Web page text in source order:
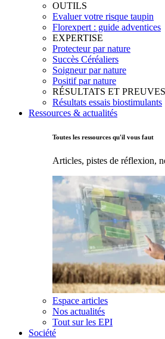
OUTILS
Evaluer votre risque taupin
Florexpert : guide adventices
EXPERTISE
Protecteur par nature
Succès Céréaliers
Soigneur par nature
Positif par nature
RÉSULTATS ET PREUVES
Résultats essais biostimulants
Ressources & actualités
Toutes les ressources qu'il vous faut
Articles, pistes de réflexion,
Espace articles
Nos actualités
Tout sur les EPI
Société